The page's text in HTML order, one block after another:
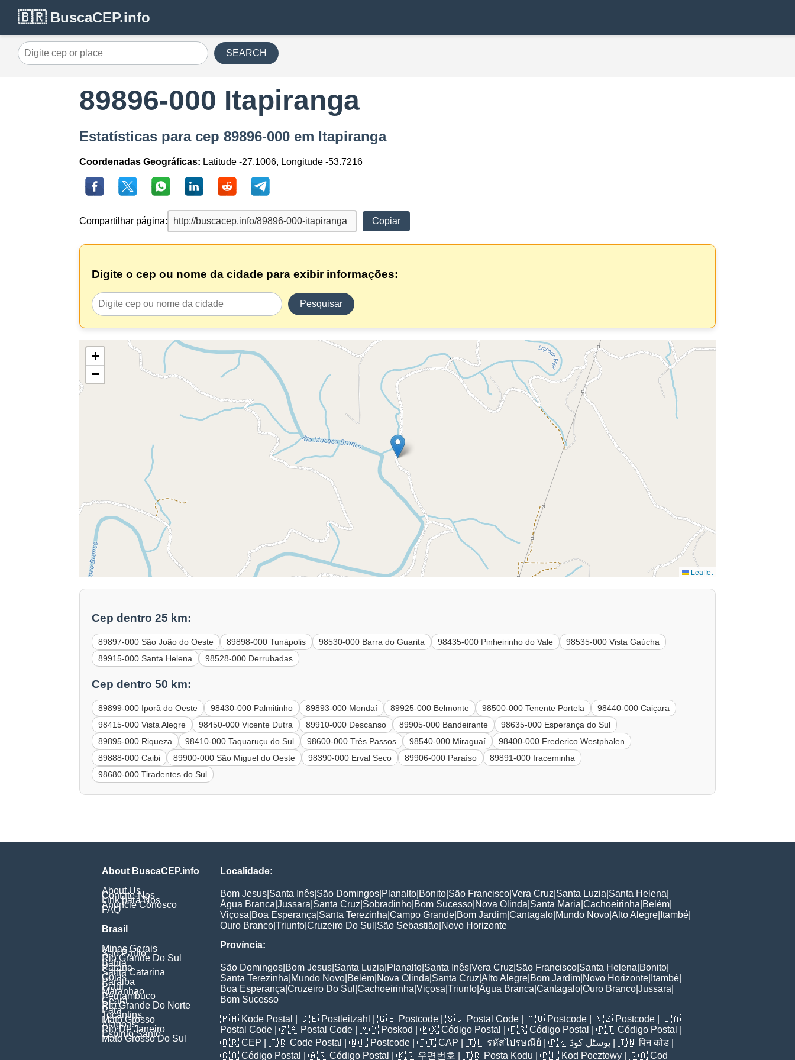
🇧🇷 BuscaCEP.info
SEARCH
89896-000 Itapiranga
Estatísticas para cep 89896-000 em Itapiranga
Coordenadas Geográficas: Latitude -27.1006, Longitude -53.7216
Compartilhar página: Copiar
Digite o cep ou nome da cidade para exibir informações:
Pesquisar
+
−
Leaflet
Cep dentro 25 km:
89897-000 São João do Oeste 89898-000 Tunápolis 98530-000 Barra do Guarita 98435-000 Pinheirinho do Vale
98535-000 Vista Gaúcha
89915-000 Santa Helena
98528-000 Derrubadas
Cep dentro 50 km:
89899-000 Iporã do Oeste 98430-000 Palmitinho 89893-000 Mondaí 89925-000 Belmonte 98500-000 Tenente Portela
98440-000 Caiçara
98415-000 Vista Alegre
98450-000 Vicente Dutra 89910-000 Descanso 89905-000 Bandeirante
98635-000 Esperança do Sul
89895-000 Riqueza
98410-000 Taquaruçu do Sul 98600-000 Três Passos 98540-000 Miraguaí
98400-000 Frederico Westphalen
89888-000 Caibi
89900-000 São Miguel do Oeste 98390-000 Erval Seco 89906-000 Paraíso
89891-000 Iraceminha
98680-000 Tiradentes do Sul
About BuscaCEP.info
About Us
Contate-Nos
Link para Nós
Anuncie Conosco
FAQ
Brasil
Minas Gerais
Sao Paulo
Rio Grande Do Sul
Bahia
Parana
Santa Catarina
Goias
Paraiba
Piaui
Maranhao
Pernambuco
Ceara
Rio Grande Do Norte
Para
Tocantins
Mato Grosso
Alagoas
Rio De Janeiro
Espirito Santo
Mato Grosso Do Sul
Localidade:
Bom Jesus Santa Inês São Domingos Planalto Bonito São Francisco Vera Cruz Santa Luzia Santa Helena
Água Branca Jussara Santa Cruz Sobradinho Bom Sucesso Nova Olinda Santa Maria Cachoeirinha Belém
Viçosa Boa Esperança Santa Terezinha Campo Grande Bom Jardim Cantagalo Mundo Novo Alto Alegre Itambé
Ouro Branco Triunfo Cruzeiro Do Sul São Sebastião Novo Horizonte
Província:
São Domingos Bom Jesus Santa Luzia Planalto Santa Inês Vera Cruz São Francisco Santa Helena Bonito
Santa Terezinha Mundo Novo Belém Nova Olinda Santa Cruz Alto Alegre Bom Jardim Novo Horizonte Itambé
Boa Esperança Cruzeiro Do Sul Cachoeirinha Viçosa Triunfo Água Branca Cantagalo Ouro Branco Jussara
Bom Sucesso
🇵🇭 Kode Postal | 🇩🇪 Postleitzahl | 🇬🇧 Postcode | 🇸🇬 Postal Code | 🇦🇺 Postcode | 🇳🇿 Postcode | 🇨🇦
Postal Code | 🇿🇦 Postal Code | 🇲🇾 Poskod | 🇲🇽 Código Postal | 🇪🇸 Código Postal | 🇵🇹 Código Postal
🇧🇷 CEP | 🇫🇷 Code Postal | 🇳🇱 Postcode | 🇮🇹 CAP | 🇹🇭 รหัสไปรษณีย์ | 🇵🇰 پوسٹل کوڈ | 🇮🇳पिन कोड
🇨🇴 Código Postal | 🇦🇷 Código Postal | 🇰🇷 우편번호 | 🇹🇷 Posta Kodu | 🇵🇱 Kod Pocztowy | 🇷🇴 Cod